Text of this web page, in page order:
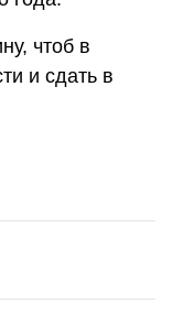
чтоб в
и сдать в